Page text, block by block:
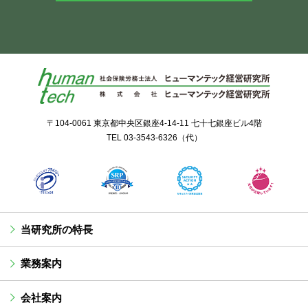
〒104-0061 東京都中央区銀座4-14-11 七十七銀座ビル4階
TEL 03-3543-6326 （代）
当研究所の特長
業務案内
会社案内